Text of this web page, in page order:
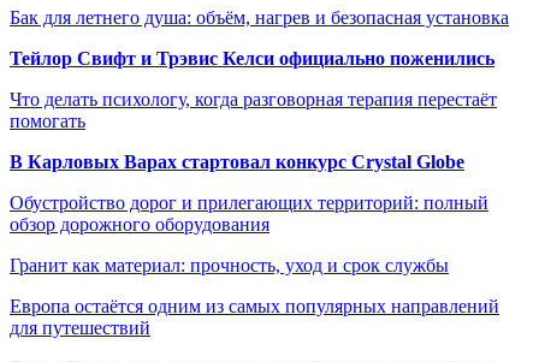
Бак для летнего душа: объём, нагрев и безопасная установка
Тейлор Свифт и Трэвис Келси официально поженились
Что делать психологу, когда разговорная терапия перестаёт
помогать
В Карловых Варах стартовал конкурс Crystal Globe
Обустройство дорог и прилегающих территорий: полный
обзор дорожного оборудования
Гранит как материал: прочность, уход и срок службы
Европа остаётся одним из самых популярных направлений
для путешествий